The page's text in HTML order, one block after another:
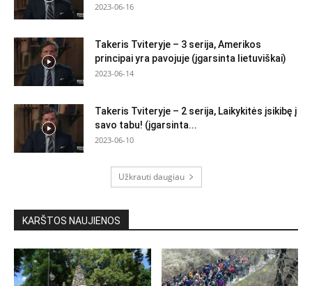
2023-06-16
Takeris Tviteryje – 3 serija, Amerikos
principai yra pavojuje (įgarsinta lietuviškai)
2023-06-14
Takeris Tviteryje – 2 serija, Laikykitės įsikibę į
savo tabu! (įgarsinta...
2023-06-10
Užkrauti daugiau
KARŠTOS NAUJIENOS